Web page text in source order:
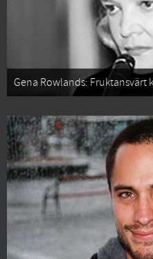
Gena Rowlands: Fruktansvärt